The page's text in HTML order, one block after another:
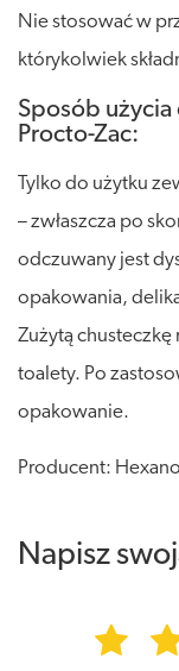
Nie stosować w
którykolwiek
Sposób
Procto-Zac:
Tylko do użytku
– zwłaszcza po
odczuwany jest
opakowania,
Zużytą
toalety. Po
opakowanie.
Producent:
Napisz